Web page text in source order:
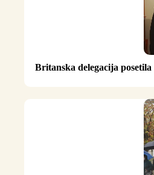
Britanska delegacija